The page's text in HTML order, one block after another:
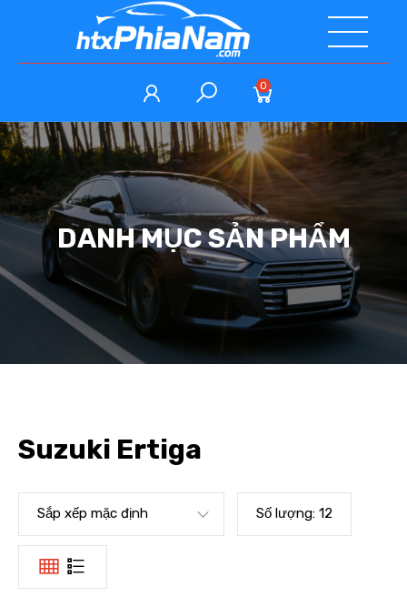
0
DANH MỤC SẢN PHẨM
Suzuki Ertiga
Sắp xếp mặc định Số lượng: 12